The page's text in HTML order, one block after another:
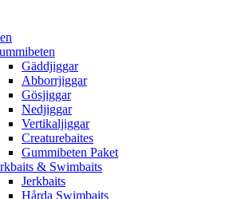
Gäddjiggar
Abborrjiggar
Gösjiggar
Nedjiggar
Vertikaljiggar
Creaturebaites
Gummibeten Paket
& Swimbaits
Jerkbaits
Hårda Swimbaits